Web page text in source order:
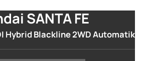
SANTA FE
Hybrid Blackline 2WD Automatik